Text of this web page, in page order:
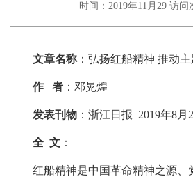
时间：2019年11月29访问
文章名称 ：弘扬红船精神 推动
作 者 ：邓晃煌
发表刊物 ：浙江日报 2019年8月
全 文 ：
红船精神是中国革命精神之源、